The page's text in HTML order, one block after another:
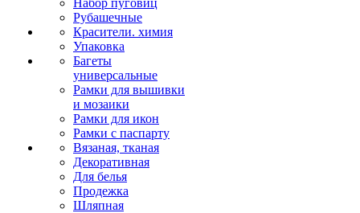
Набор пуговиц
Рубашечные
Красители. химия
Упаковка
Багеты
универсальные
Рамки для вышивки
и мозаики
Рамки для икон
Рамки с паспарту
Вязаная, тканая
Декоративная
Для белья
Продежка
Шляпная